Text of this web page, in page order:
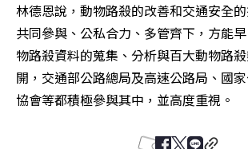
林德恩說，動物路殺的改善和交通安全
共同參與、公私合力、多管齊下，方能
物路殺資料的蒐集、分析與百大動物路
開，交通部公路總局及高速公路局、國
協會等都積極參與其中，並高度重視。